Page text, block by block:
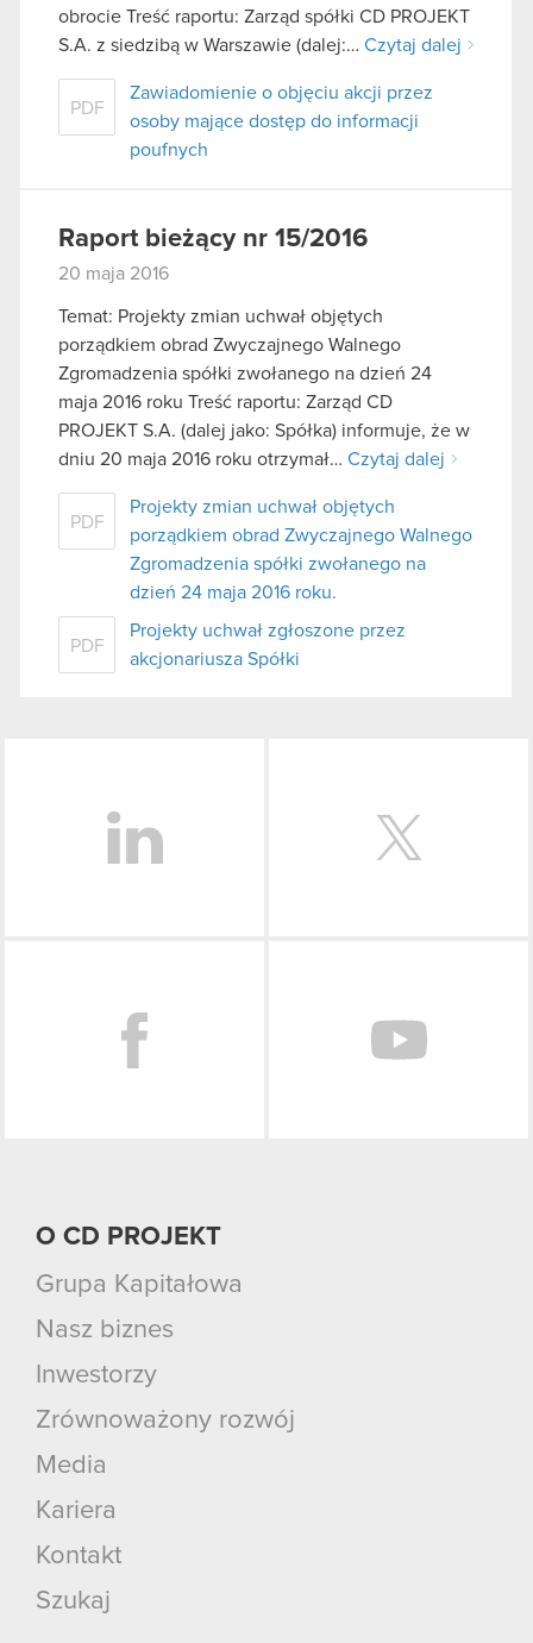
obrocie Treść raportu: Zarząd spółki CD PROJEKT
S.A. z siedzibą w Warszawie (dalej:… Czytaj dalej
PDF
Zawiadomienie o objęciu akcji przez
osoby mające dostęp do informacji
poufnych
Raport bieżący nr 15/2016
20 maja 2016
Temat: Projekty zmian uchwał objętych
porządkiem obrad Zwyczajnego Walnego
Zgromadzenia spółki zwołanego na dzień 24
maja 2016 roku Treść raportu: Zarząd CD
PROJEKT S.A. (dalej jako: Spółka) informuje, że w
dniu 20 maja 2016 roku otrzymał… Czytaj dalej
PDF
Projekty zmian uchwał objętych
porządkiem obrad Zwyczajnego Walnego
Zgromadzenia spółki zwołanego na
dzień 24 maja 2016 roku.
PDF
Projekty uchwał zgłoszone przez
akcjonariusza Spółki
O CD PROJEKT
Grupa Kapitałowa
Nasz biznes
Inwestorzy
Zrównoważony rozwój
Media
Kariera
Kontakt
Szukaj